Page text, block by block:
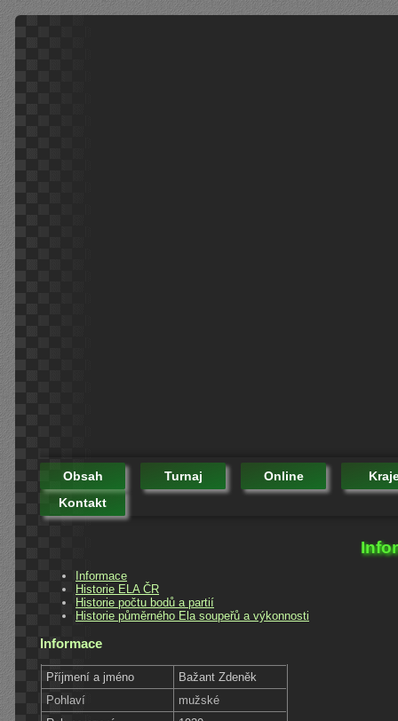
Obsah Turnaj Online
Kontakt
Informace
Historie ELA ČR
Historie počtu bodů a partií
Historie půměrného Ela soupeřů a výkonnosti
Informace
Příjmení a jméno
Bažant Zdeněk
Pohlaví
mužské